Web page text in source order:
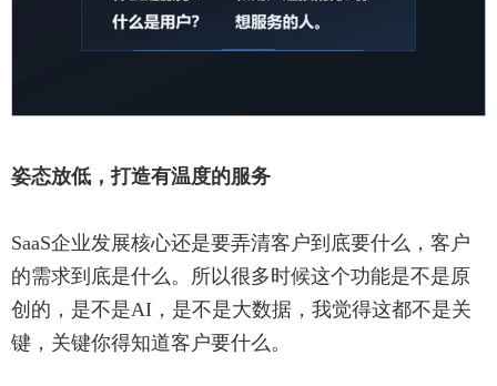
姿态放低，打造有温度的服务
SaaS企业发展核心还是要弄清客户到底要什么，客户
的需求到底是什么。所以很多时候这个功能是不是原
创的，是不是AI，是不是大数据，我觉得这都不是关
键，关键你得知道客户要什么。